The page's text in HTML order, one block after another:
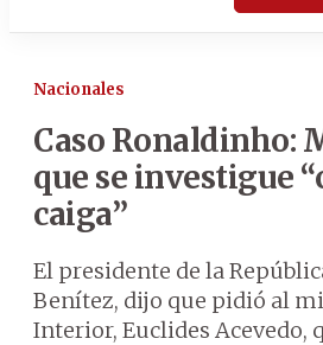
Nacionales
Caso Ronaldinho:
que se investigue
caiga”
El presidente de la
Benítez, dijo que pidió al
Interior, Euclides Acevedo,